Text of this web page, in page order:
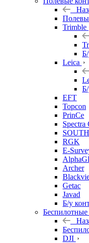
Trimble
Leica
EFT
Topcon
PrinCe
Spectra
SOUTH
RGK
E-
Archer
Getac
Javad
Б/у
DJI